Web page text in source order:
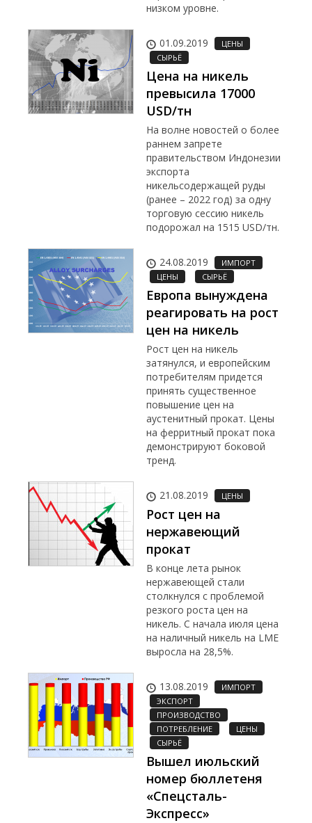
низком уровне.
01.09.2019
ЦЕНЫ
СЫРЬЁ
Цена на никель
превысила 17000
USD/тн
На волне новостей о более
раннем запрете
правительством Индонезии
экспорта
никельсодержащей руды
(ранее – 2022 год) за одну
торговую сессию никель
подорожал на 1515 USD/тн.
24.08.2019
ИМПОРТ
ЦЕНЫ
СЫРЬЁ
Европа вынуждена
реагировать на рост
цен на никель
Рост цен на никель
затянулся, и европейским
потребителям придется
принять существенное
повышение цен на
аустенитный прокат. Цены
на ферритный прокат пока
демонстрируют боковой
тренд.
21.08.2019 ЦЕНЫ
Рост цен на
нержавеющий
прокат
В конце лета рынок
нержавеющей стали
столкнулся с проблемой
резкого роста цен на
никель. С начала июля цена
на наличный никель на LME
выросла на 28,5%.
13.08.2019
ИМПОРТ
ЭКСПОРТ
ПРОИЗВОДСТВО
ПОТРЕБЛЕНИЕ
ЦЕНЫ
СЫРЬЁ
Вышел июльский
номер бюллетеня
«Спецсталь-
Экспресс»